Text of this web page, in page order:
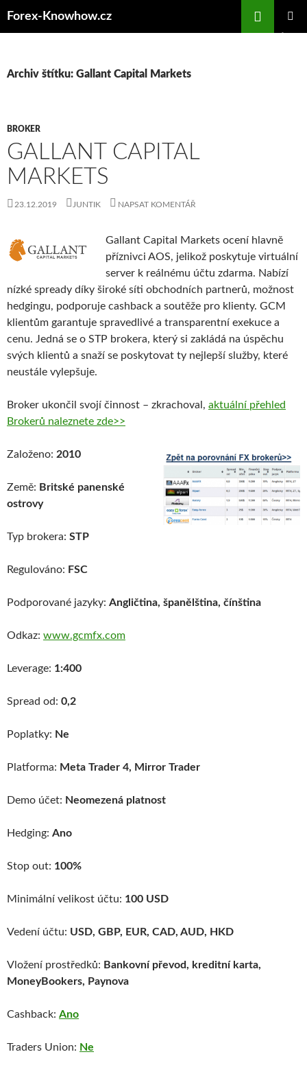
Forex-Knowhow.cz
Archiv štítku: Gallant Capital Markets
BROKER
GALLANT CAPITAL
MARKETS
23.12.2019 JUNTIK NAPSAT KOMENTÁŘ
Gallant Capital Markets ocení hlavně
příznivci AOS, jelikož poskytuje virtuální
server k reálnému účtu zdarma. Nabízí
nízké spready díky široké síti obchodních partnerů, možnost
hedgingu, podporuje cashback a soutěže pro klienty. GCM
klientům garantuje spravedlivé a transparentní exekuce a
cenu. Jedná se o STP brokera, který si zakládá na úspěchu
svých klientů a snaží se poskytovat ty nejlepší služby, které
neustále vylepšuje.
Broker ukončil svojí činnost – zkrachoval, aktuální přehled
Brokerů naleznete zde>>
Založeno: 2010
Země: Britské panenské
ostrovy
Typ brokera: STP
Regulováno: FSC
Podporované jazyky: Angličtina, španělština, čínština
Odkaz: www.gcmfx.com
Leverage: 1:400
Spread od: 0,2
Poplatky: Ne
Platforma: Meta Trader 4, Mirror Trader
Demo účet: Neomezená platnost
Hedging: Ano
Stop out: 100%
Minimální velikost účtu: 100 USD
Vedení účtu: USD, GBP, EUR, CAD, AUD, HKD
Vložení prostředků: Bankovní převod, kreditní karta,
MoneyBookers, Paynova
Cashback: Ano
Traders Union: Ne